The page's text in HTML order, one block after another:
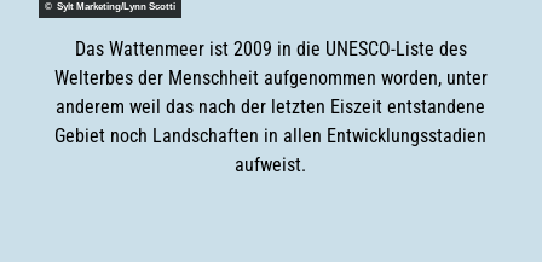
© Sylt Marketing/Lynn Scotti
Das Wattenmeer ist 2009 in die UNESCO-Liste des
Welterbes der Menschheit aufgenommen worden, unter
anderem weil das nach der letzten Eiszeit entstandene
Gebiet noch Landschaften in allen Entwicklungsstadien
aufweist.